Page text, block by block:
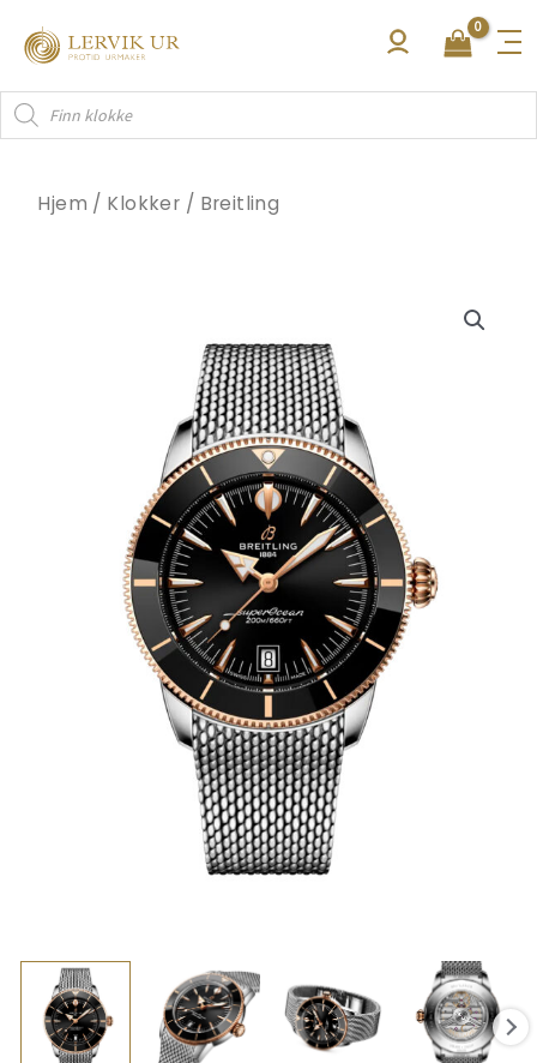
rett
innholdet
Products
search
Hjem / Klokker / Breitling